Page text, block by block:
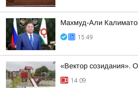
Махмуд-Али
15:49
«Вектор созидания».
14:09